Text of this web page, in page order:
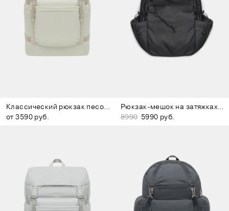
Классический рюкзак песочный
от 3590 руб.
Рюкзак-мешок на затяжках тёмно-серый
8990 5990 руб.